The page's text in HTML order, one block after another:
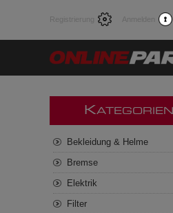
Registrierung Anmelden
KATEGORIEN
Bekleidung & Helme
Bremse
Elektrik
Filter